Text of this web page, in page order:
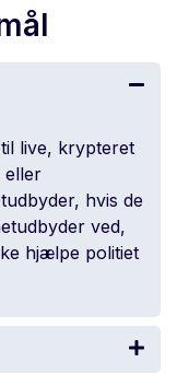
live, krypteret
eller
hvis de
ved,
hjælpe politiet